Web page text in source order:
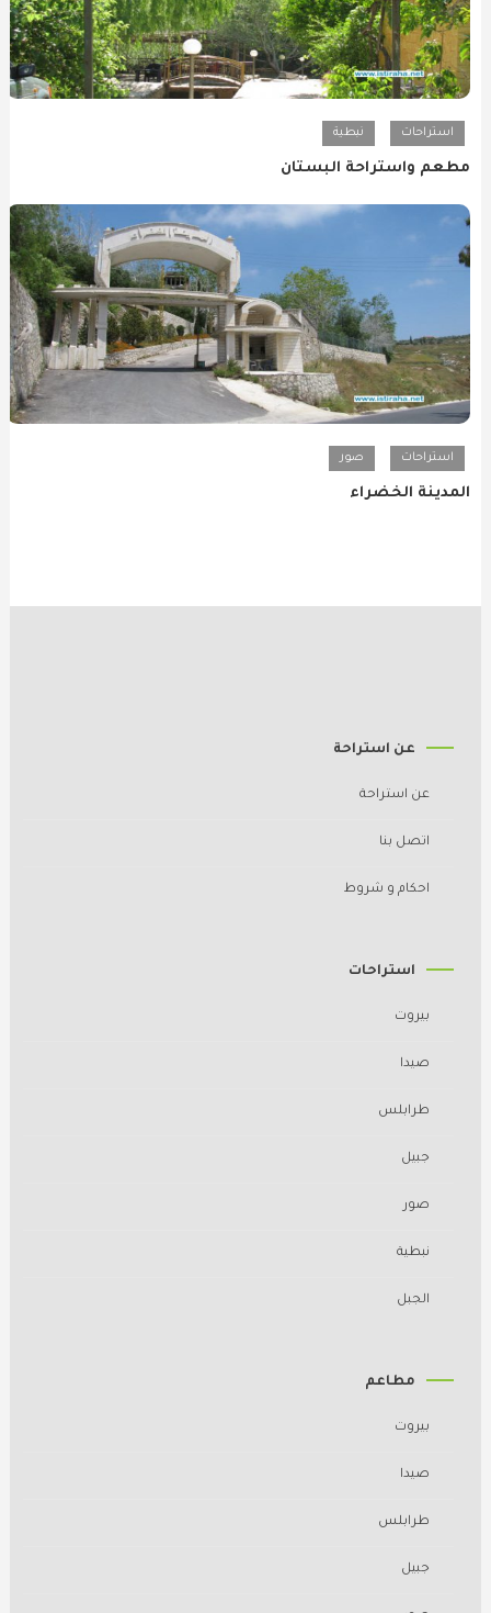
استراحات نبطية
مطعم واستراحة البستان
استراحات صور
المدينة الخضراء
عن استراحة
عن استراحة
اتصل بنا
احكام و شروط
استراحات
بيروت
صيدا
طرابلس
جبيل
صور
نبطية
الجبل
مطاعم
بيروت
صيدا
طرابلس
جبيل